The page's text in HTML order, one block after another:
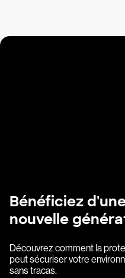
Bénéficiez
nouvelle
Découvrez comment la
peut sécuriser votre
sans tracas.